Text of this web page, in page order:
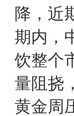
降，近
期内，
饮整个
量阻挠
黄金周